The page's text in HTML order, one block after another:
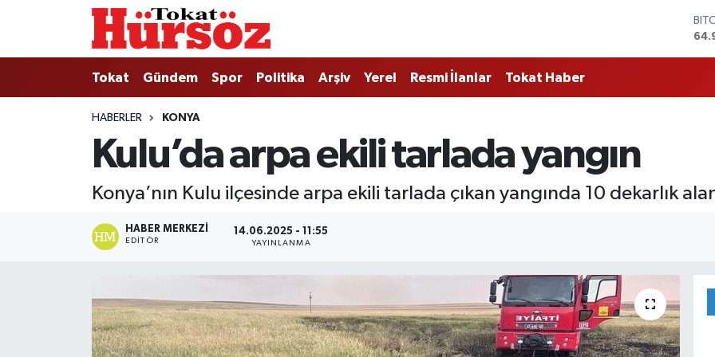
Tokat Gündem Spor Politika Arşiv Yerel Resmi İlanlar Tokat Haber
HABERLER KONYA
Kulu’da arpa ekili tarlada yangın
Konya’nın Kulu ilçesinde arpa ekili tarlada çıkan yangında 10 dekarlık
HABER MERKEZI
EDITÖR
14.06.2025 - 11:55
YAYINLANMA
Tokat
Türkiye Gündemi
Gündem
Tokat Spor
Nöbetçi Eczaneler
Hava Durumu
Tokat Namaz Vakitleri
Süper Lig Puan Durumu ve Fikstür
Son Dakika Haberleri
Haber Arşivi